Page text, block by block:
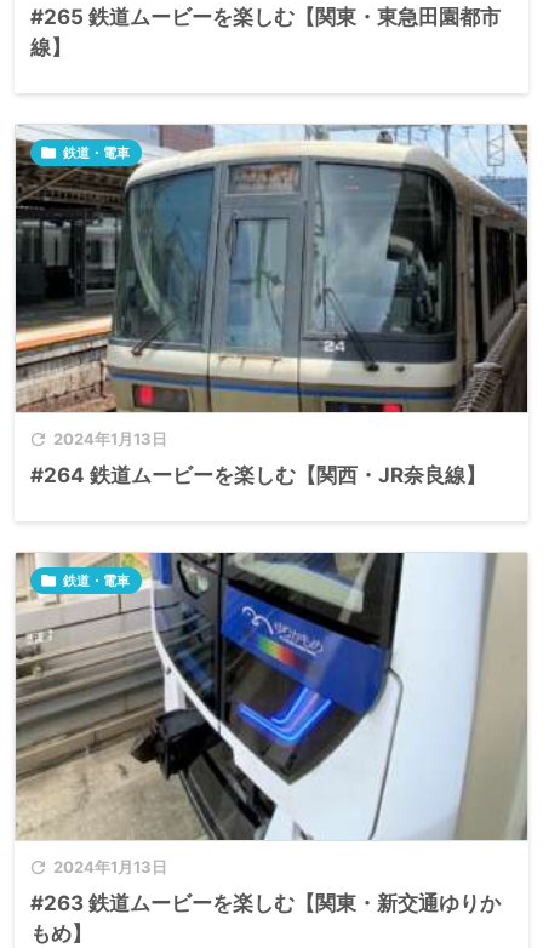
#265 鉄道ムービーを楽しむ【関東・東急田園都市
線】
 2024年1月13日
 鉄道・電車
#264 鉄道ムービーを楽しむ【関西・JR奈良線】
 2024年1月13日
 鉄道・電車
#263 鉄道ムービーを楽しむ【関東・新交通ゆりか
もめ】